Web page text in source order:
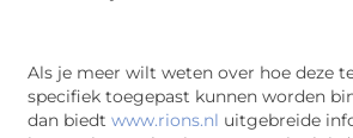
Als je meer wilt weten over hoe deze
specifiek toegepast kunnen worden
dan biedtwww.rions.nl uitgebreide